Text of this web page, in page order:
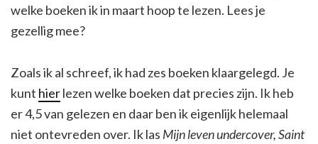
welke boeken ik in maart hoop te lezen. Lees je
gezellig mee?
Zoals ik al schreef, ik had zes boeken klaargelegd. Je
kunt hierlezen welke boeken dat precies zijn. Ik heb
er 4,5 van gelezen en daar ben ik eigenlijk helemaal
niet ontevreden over. Ik las Mijn leven undercover, Saint